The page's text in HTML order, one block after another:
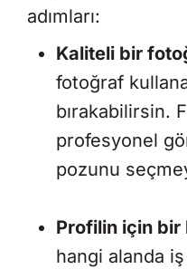
adımları:
Kaliteli bir
fotoğraf
bırakabilirsin.
profesyonel
pozunu
Profilin için bir
hangi alanda iş